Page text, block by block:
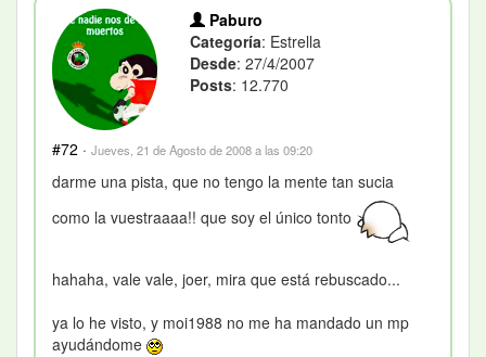
Paburo
Categoría: Estrella
Desde: 27/4/2007
Posts: 12.770
#72 · Jueves, 21 de Agosto de 2008 a las 09:20
darme una pista, que no tengo la mente tan sucia
como la vuestraaaa!! que soy el único tonto
hahaha, vale vale, joer, mira que está rebuscado...
ya lo he visto, y moi1988 no me ha mandado un mp
ayudándome